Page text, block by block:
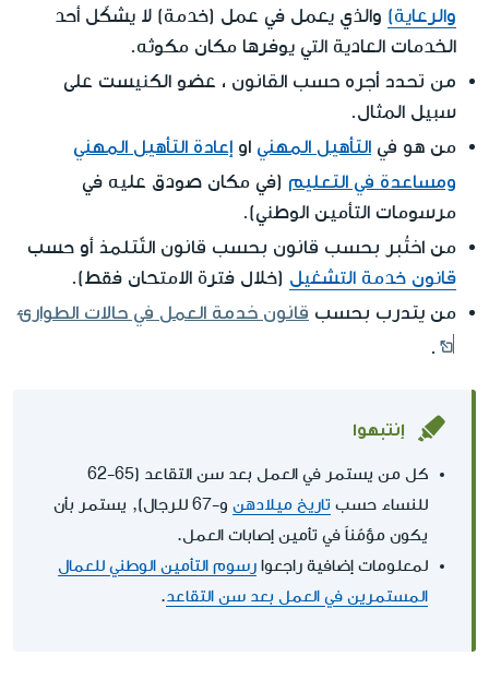
والرعاية) والذي يعمل في عمل (خدمة) لا يشكّل أحد
الخدمات العادية التي يوفرها مكان مكوثه.
من تحدد أجره حسب القانون ، عضو الكنيست على
سبيل المثال.
من هو في التأهيل المهني او إعادة التأهيل المهني
ومساعدة في التعليم (في مكان صودق عليه في
مرسومات التأمين الوطني).
من اختُبر بحسب قانون بحسب قانون التّتلمذ أو حسب
قانون خدمة التشغيل (خلال فترة الامتحان فقط).
من يتدرب بحسب قانون خدمة العمل في حالات الطوارئ
.
إنتبهوا
كل من يستمر في العمل بعد سن التقاعد (65-62
للنساء حسب تاريخ ميلادهن
و-67 للرجال), يستمر بأن
يكون مؤمّناً في تأمين إصابات العمل.
لمعلومات إضافية راجعوا رسوم التأمين الوطني للعمال
المستمرين في العمل بعد سن التقاعد.